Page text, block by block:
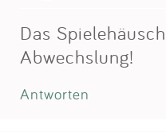
Das
Abwechslung!
Antworten